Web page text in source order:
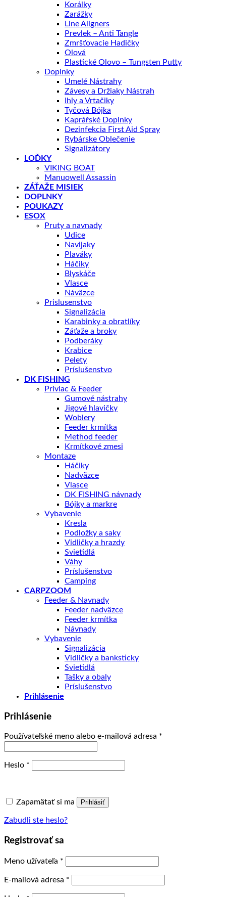
Korálky
Zarážky
Line Aligners
Prevlek – Anti Tangle
Zmršťovacie Hadičky
Olová
Plastické Olovo – Tungsten Putty
Doplnky
Umelé Nástrahy
Závesy a Držiaky Nástrah
Ihly a Vrtačiky
Tyčová Bójka
Kaprářské Doplnky
Dezinfekcia First Aid Spray
Rybárske Oblečenie
Signalizátory
LOĎKY
VIKING BOAT
Manuowell Assassin
ZÁŤAŽE MISIEK
DOPLNKY
POUKAZY
ESOX
Pruty a navnady
Udice
Navijaky
Plaváky
Háčiky
Blyskáče
Vlasce
Náväzce
Prislusenstvo
Signalizácia
Karabinky a obratlíky
Záťaže a broky
Podberáky
Krabice
Pelety
Príslušenstvo
DK FISHING
Privlac & Feeder
Gumové nástrahy
Jigové hlavičky
Woblery
Feeder krmítka
Method feeder
Krmítkové zmesi
Montaze
Háčiky
Nadväzce
Vlasce
DK FISHING návnady
Bójky a markre
Vybavenie
Kresla
Podložky a saky
Vidličky a hrazdy
Svietidlá
Váhy
Príslušenstvo
Camping
CARPZOOM
Feeder & Navnady
Feeder nadväzce
Feeder krmítka
Návnady
Vybavenie
Signalizácia
Vidličky a banksticky
Svietidlá
Tašky a obaly
Príslušenstvo
Prihlásenie
Prihlásenie
Používateľské meno alebo e-mailová adresa *
Heslo *
Zapamätať si ma Prihlásiť
Zabudli ste heslo?
Registrovať sa
Meno užívateľa *
E-mailová adresa *